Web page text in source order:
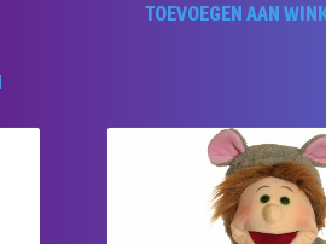
TOEVOEGEN AAN